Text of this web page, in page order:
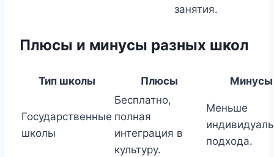
занятия.
Плюсы и минусы разных школ
Тип школы Плюсы Минусы
Государственные
школы
Бесплатно,
полная
интеграция в
культуру.
Меньше
подхода.